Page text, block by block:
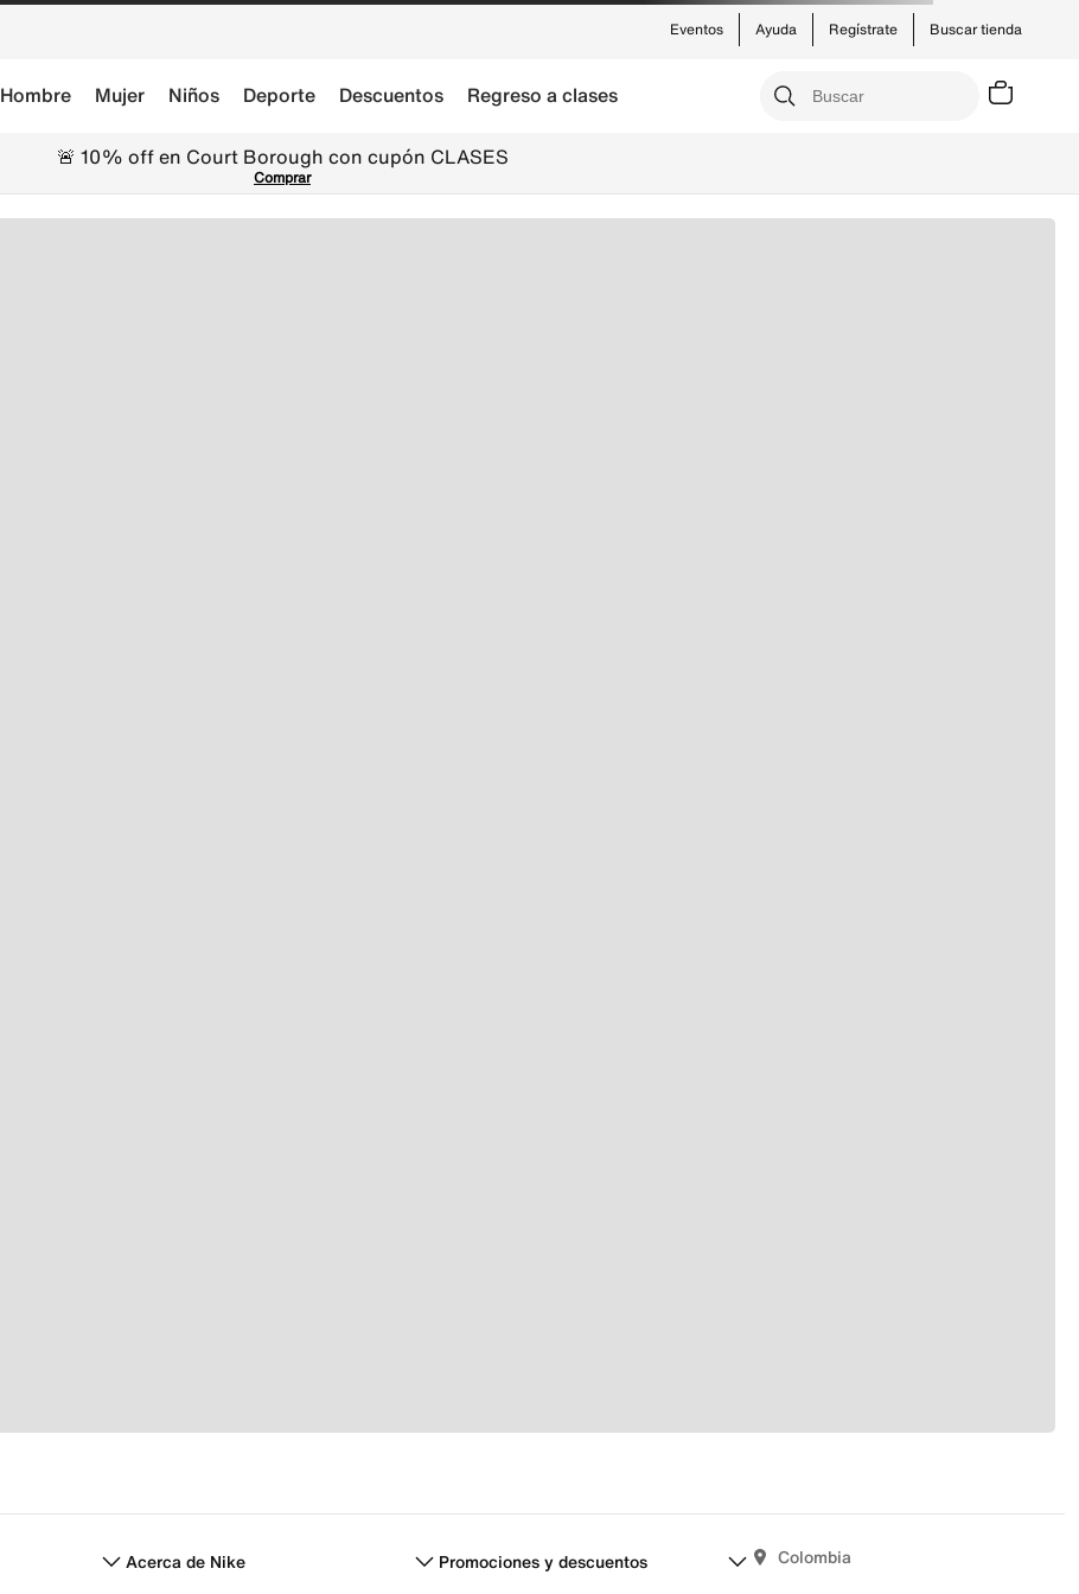
Buscar tienda
Ayuda Regístrate
Eventos
Hombre Mujer Niños Deporte Descuentos Regreso a clases
🚨 10% off en Court Borough con cupón CLASES
Comprar
Acerca de Nike Promociones y descuentos Colombia